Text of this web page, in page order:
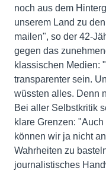
noch aus dem
unserem Land zu
mailen", so der 42-
gegen das
klassischen Medien:
transparenter sein.
wüssten alles. Denn
Bei aller Selbstkritik
klare Grenzen:
können wir ja nicht
Wahrheiten zu
journalistisches